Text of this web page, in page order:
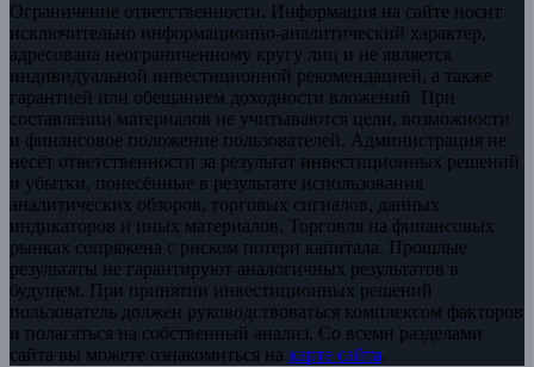
Ограничение ответственности. Информация на сайте носит
исключительно информационно-аналитический характер,
адресована неограниченному кругу лиц и не является
индивидуальной инвестиционной рекомендацией, а также
гарантией или обещанием доходности вложений. При
составлении материалов не учитываются цели, возможности
и финансовое положение пользователей. Администрация не
несёт ответственности за результат инвестиционных решений
и убытки, понесённые в результате использования
аналитических обзоров, торговых сигналов, данных
индикаторов и иных материалов. Торговля на финансовых
рынках сопряжена с риском потери капитала. Прошлые
результаты не гарантируют аналогичных результатов в
будущем. При принятии инвестиционных решений
пользователь должен руководствоваться комплексом факторов
и полагаться на собственный анализ. Со всеми разделами
сайта вы можете ознакомиться на карте сайта.